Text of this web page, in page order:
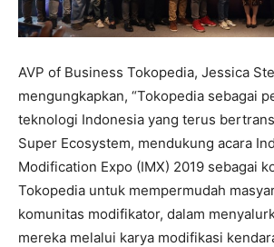
AVP of Business Tokopedia, Jessica
mengungkapkan, “Tokopedia sebagai
teknologi Indonesia yang terus
Super Ecosystem, mendukung acara
Modification Expo (IMX) 2019 sebagai
Tokopedia untuk mempermudah
komunitas modifikator, dalam
mereka melalui karya modifikasi